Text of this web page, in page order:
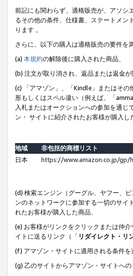
前記にも関わらず、適格販売が、アソシ
るその他の条件、仕様書、ステートメン
ります 。
さらに、以下の購入は適格販売の要件を
(a) 本規約の解除後に購入された商品、
(b) 注文が取り消され、返品または返金が
(c) 「アマゾン」、「Kindle」またはそ
形もしくはスペル違い（例えば、「
入札またはオークションへの参加を通じ
ン・ サイトに紹介されたお客様が購入し
地域
非包括的商標リスト
日本
https://www.amazon.co.jp/gp/
(d) 検索エンジン（グーグル、ヤフー、
ンのネットワークに参加する一切のサイ
れたお客様が購入した商品、
(e) お客様がリンクをクリックまたは仲
イトに送るリンク（「 リダイレクト・リ
(f) アマゾン・サイトに適用される条件
(g) 乙のサイトからアマゾン・サイトへ